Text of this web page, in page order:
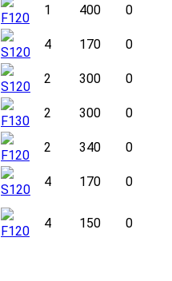
F120
1 400 0
S120
4 170 0
S120
2 300 0
F130
2 300 0
F120
2 340 0
S120
4 170 0
F120
4 150 0